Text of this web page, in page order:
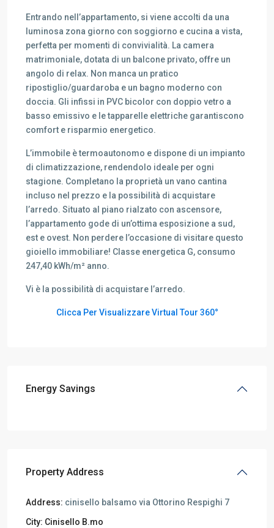
Entrando nell’appartamento, si viene accolti da una
luminosa zona giorno con soggiorno e cucina a vista,
perfetta per momenti di convivialità. La camera
matrimoniale, dotata di un balcone privato, offre un
angolo di relax. Non manca un pratico
ripostiglio/guardaroba e un bagno moderno con
doccia. Gli infissi in PVC bicolor con doppio vetro a
basso emissivo e le tapparelle elettriche garantiscono
comfort e risparmio energetico.
L’immobile è termoautonomo e dispone di un impianto
di climatizzazione, rendendolo ideale per ogni
stagione. Completano la proprietà un vano cantina
incluso nel prezzo e la possibilità di acquistare
l’arredo. Situato al piano rialzato con ascensore,
l’appartamento gode di un’ottima esposizione a sud,
est e ovest. Non perdere l’occasione di visitare questo
gioiello immobiliare! Classe energetica G, consumo
247,40 kWh/m² anno.
Vi è la possibilità di acquistare l’arredo.
Clicca Per Visualizzare Virtual Tour 360°
Energy Savings
Property Address
Address: cinisello balsamo via Ottorino Respighi 7
City: Cinisello B.mo